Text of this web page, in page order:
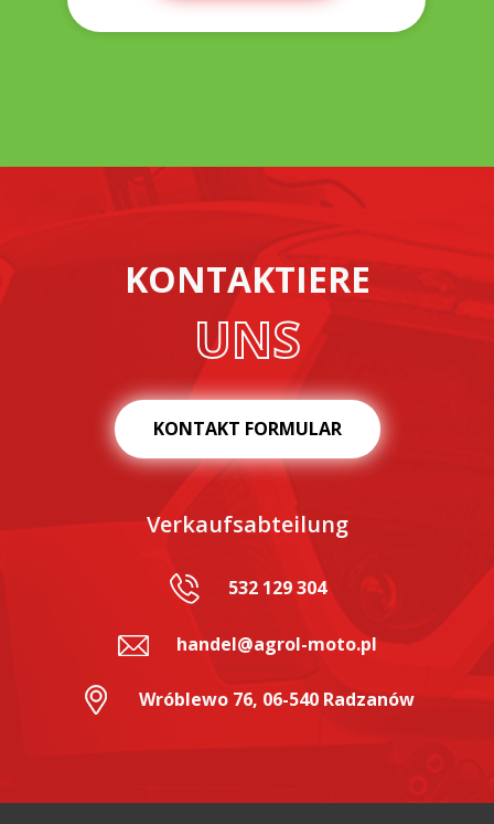
KONTAKTIERE
UNS
KONTAKT FORMULAR
Verkaufsabteilung
532 129 304
handel@agrol-moto.pl
Wróblewo 76, 06-540 Radzanów